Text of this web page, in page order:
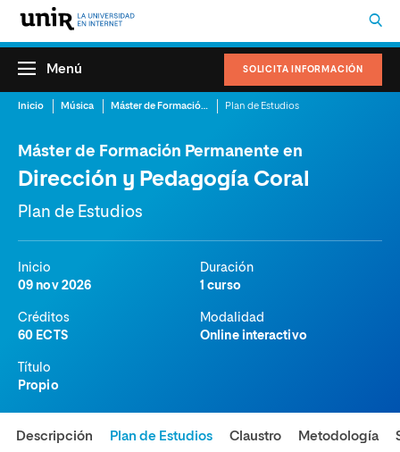
SOLICITA INFORMACIÓN
Menú
Inicio Música Máster de Formación Permanente en Dirección y Pedagogía Coral Plan de Estudios
Máster de Formación Permanente en
Dirección y Pedagogía Coral
Plan de Estudios
Inicio
09 nov 2026
Duración
1 curso
Créditos
60 ECTS
Modalidad
Online interactivo
Título
Propio
Descripción Plan de Estudios Claustro Metodología